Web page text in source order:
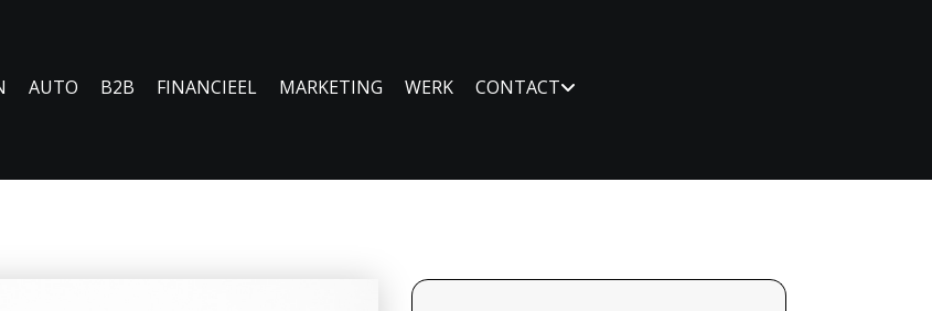
AUTO B2B FINANCIEEL MARKETING WERK CONTACT